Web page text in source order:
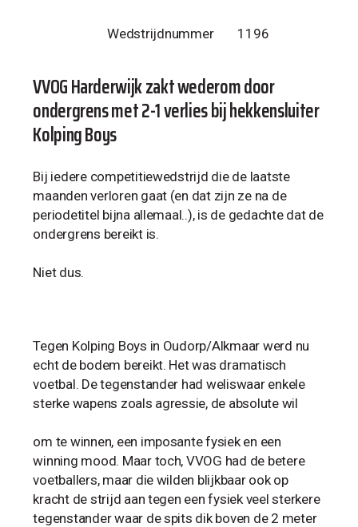
Wedstrijdnummer 1196
VVOG Harderwijk zakt wederom door
ondergrens met 2-1 verlies bij hekkensluiter
Kolping Boys
Bij iedere competitiewedstrijd die de laatste
maanden verloren gaat (en dat zijn ze na de
periodetitel bijna allemaal..), is de gedachte dat de
ondergrens bereikt is.
Niet dus.
Tegen Kolping Boys in Oudorp/Alkmaar werd nu
echt de bodem bereikt. Het was dramatisch
voetbal. De tegenstander had weliswaar enkele
sterke wapens zoals agressie, de absolute wil
om te winnen, een imposante fysiek en een
winning mood. Maar toch, VVOG had de betere
voetballers, maar die wilden blijkbaar ook op
kracht de strijd aan tegen een fysiek veel sterkere
tegenstander waar de spits dik boven de 2 meter